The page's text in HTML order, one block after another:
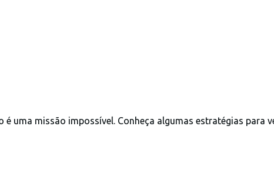
uma missão impossível. Conheça algumas estratégias para